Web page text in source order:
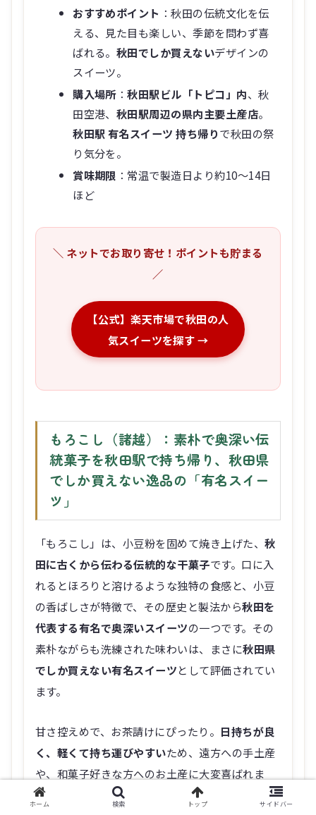
おすすめポイント ：秋田の伝統文化を伝
える、見た目も楽しい、季節を問わず喜
ばれる。 秋田でしか買えないデザインの
スイーツ。
購入場所：秋田駅ビル「トピコ」内、秋
田空港、 秋田駅周辺の県内主要土産店。
秋田駅 有名スイーツ 持ち帰りで秋田の祭
り気分を。
賞味期限 ：常温で製造日より約10～14日
ほど
＼ ネットでお取り寄せ！ポイントも貯まる
／
【公式】楽天市場で秋田の人
気スイーツを探す →
もろこし（諸越）：素朴で奥深い伝
統菓子を秋田駅で持ち帰り、秋田県
でしか買えない逸品の「有名スイー
ツ」
「もろこし」は、小豆粉を固めて焼き上げた、秋
田に古くから伝わる伝統的な干菓子です。口に入
れるとほろりと溶けるような独特の食感と、小豆
の香ばしさが特徴で、その歴史と製法から秋田を
代表する有名で奥深いスイーツの一つです。その
素朴ながらも洗練された味わいは、まさに秋田県
でしか買えない有名スイーツとして評価されてい
ます。
甘さ控えめで、お茶請けにぴったり。 日持ちが良
く、軽くて持ち運びやすいため、遠方への手土産
や、和菓子好きな方へのお土産に大変喜ばれま
す。
秋田駅ビル「トピコ」内の複数店舗で持ち帰
ホーム 検索 トップ サイドバー